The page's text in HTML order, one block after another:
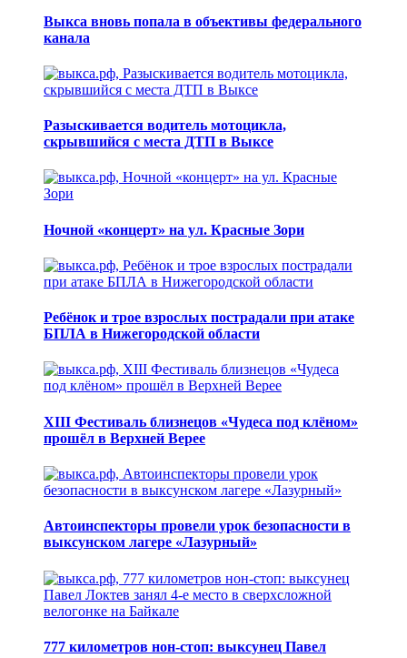
Выкса вновь попала в объективы федерального
канала
Разыскивается водитель мотоцикла,
скрывшийся с места ДТП в Выксе
Ночной «концерт» на ул. Красные Зори
Ребёнок и трое взрослых пострадали при атаке
БПЛА в Нижегородской области
XIII Фестиваль близнецов «Чудеса под клёном»
прошёл в Верхней Верее
Автоинспекторы провели урок безопасности в
выксунском лагере «Лазурный»
777 километров нон-стоп: выксунец Павел